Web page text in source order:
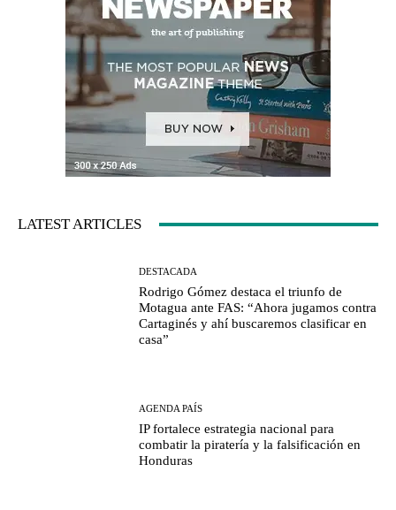
LATEST ARTICLES
DESTACADA
Rodrigo Gómez destaca el triunfo de
Motagua ante FAS: “Ahora jugamos contra
Cartaginés y ahí buscaremos clasificar en
casa”
AGENDA PAÍS
IP fortalece estrategia nacional para
combatir la piratería y la falsificación en
Honduras